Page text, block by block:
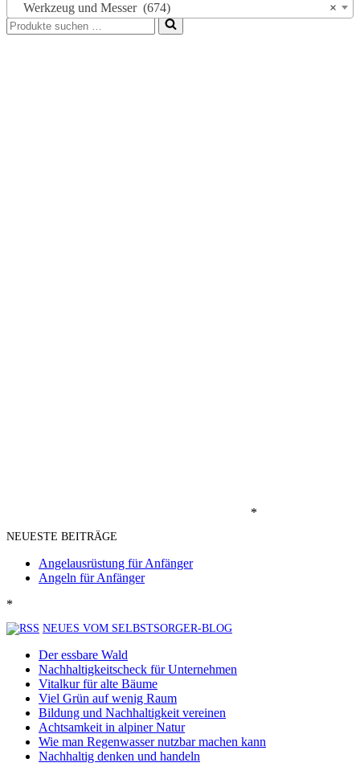
×
Werkzeug und Messer (674)
Suchen
nach …
*
NEUESTE BEITRÄGE
Angelausrüstung für Anfänger
Angeln für Anfänger
*
NEUES VOM SELBSTSORGER-BLOG
Der essbare Wald
Nachhaltigkeitscheck für Unternehmen
Vitalkur für alte Bäume
Viel Grün auf wenig Raum
Bildung und Nachhaltigkeit vereinen
Achtsamkeit in alpiner Natur
Wie man Regenwasser nutzbar machen kann
Nachhaltig denken und handeln